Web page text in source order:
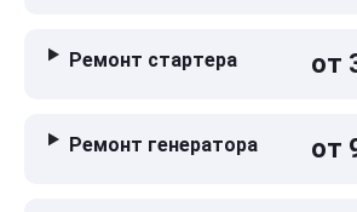
Ремонт стартера от
Ремонт генератора от